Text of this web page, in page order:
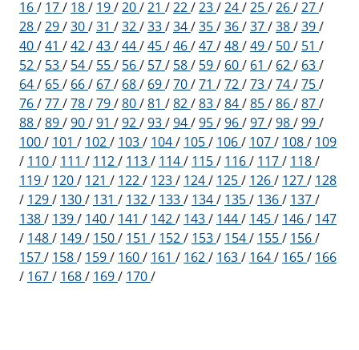
16/ 17/ 18/ 19/20/21 /22/23/24/25/26/27/
28/29/30/31 /32/33/34/35/36/37/38/39/
40/41 /42/43/44/45/46/47/48/49/ 50/ 51 /
52/ 53/ 54/ 55/ 56/ 57/ 58/ 59/ 60/ 61 / 62/ 63/
64/ 65/ 66/ 67/ 68/ 69/70/71 /72/73/74/75/
76/77/78/79/80/81 /82/83/84/85/86/87/
88/89/90/91 /92/93/94/95/96/97/98/99/
100/ 101 / 102/ 103/ 104/ 105/ 106/ 107/ 108/ 109
/ 110/ 111 / 112/ 113/ 114/ 115/ 116/ 117/ 118/
119/ 120/ 121 / 122/ 123/ 124/ 125/ 126/ 127/ 128
/ 129/ 130/ 131 / 132/ 133/ 134/ 135/ 136/ 137/
138/ 139/ 140/ 141 / 142/ 143/ 144/ 145/ 146/ 147
/ 148/ 149/ 150/ 151 / 152/ 153/ 154/ 155/ 156/
157/ 158/ 159/ 160/ 161 / 162/ 163/ 164/ 165/ 166
/ 167/ 168/ 169/ 170/